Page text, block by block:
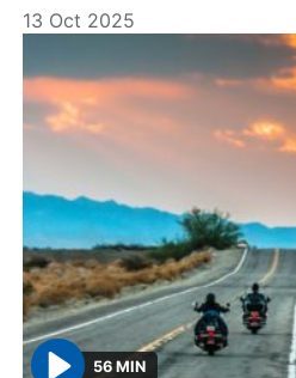
y
13 Oct 2025
56 MIN